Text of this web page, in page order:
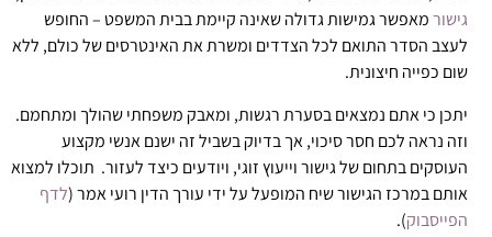
גישורמאפשר גמישות גדולה שאינה קיימת בבית המשפט – החופש
לעצב הסדר התואם לכל הצדדים ומשרת את האינטרסים של כולם, ללא
שום כפייה חיצונית.
יתכן כי אתם נמצאים בסערת רגשות, ומאבק משפחתי שהולך ומתחמם.
וזה נראה לכם חסר סיכוי, אך בדיוק בשביל זה ישנם אנשי מקצוע
העוסקים בתחום של גישור וייעוץ זוגי, ויודעים כיצד לעזור. תוכלו למצוא
אותם במרכז הגישור שיח המופעל על ידי עורך הדין רועי אמר (לדף
הפייסבוק).